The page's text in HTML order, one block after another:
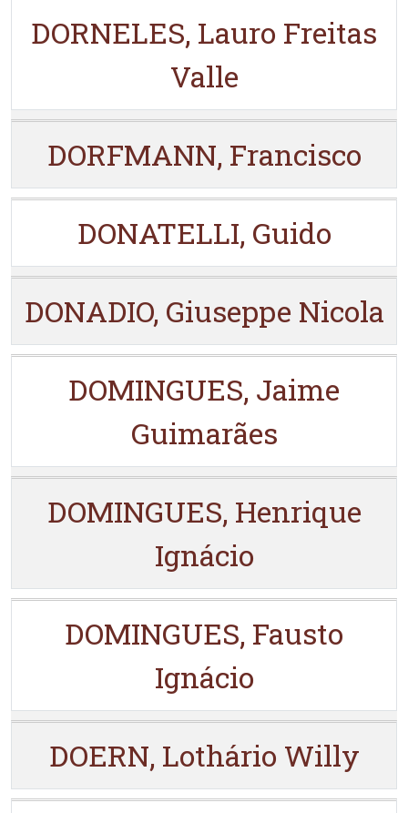
DORNELES, Lauro Freitas
Valle
DORFMANN, Francisco
DONATELLI, Guido
DONADIO, Giuseppe Nicola
DOMINGUES, Jaime
Guimarães
DOMINGUES, Henrique
Ignácio
DOMINGUES, Fausto
Ignácio
DOERN, Lothário Willy